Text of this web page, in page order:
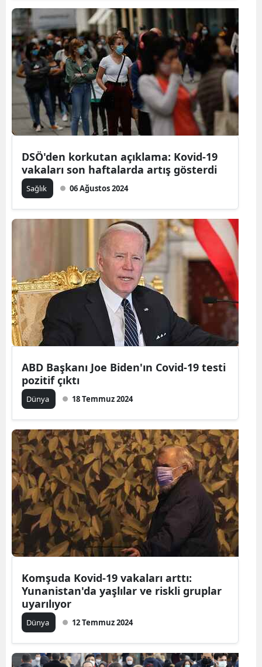
Giresun
Gümüşhane
Hakkari
Hatay
Isparta
Mersin
Kars
Kastamonu
Kayseri
Kırklareli
Kırşehir
Kocaeli
Konya
Malatya
Manisa
Mardin
Muğla
Muş
Niğde
Sakarya
DSÖ'den korkutan açıklama: Kovid-19
vakaları son haftalarda artış gösterdi
Sağlık 06 Ağustos 2024
ABD Başkanı Joe Biden'ın Covid-19 testi
pozitif çıktı
Dünya 18 Temmuz 2024
Komşuda Kovid-19 vakaları arttı:
Yunanistan'da yaşlılar ve riskli gruplar
uyarılıyor
Dünya 12 Temmuz 2024